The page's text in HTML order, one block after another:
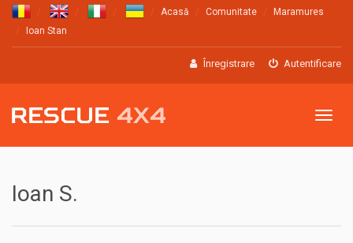
Acasă Comunitate
Maramures
Ioan Stan
Înregistrare Autentificare
Meniu
Ioan S.